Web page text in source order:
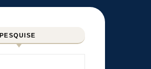
PESQUISE